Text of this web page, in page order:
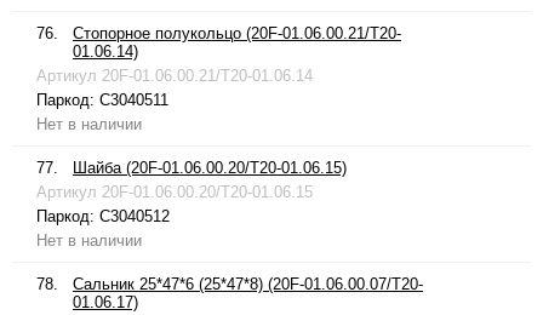
76.
Стопорное полукольцо (20F-01.06.00.21/T20-
01.06.14)
Артикул 20F-01.06.00.21/T20-01.06.14
Паркод: C3040511
Нет в наличии
77.
Шайба (20F-01.06.00.20/T20-01.06.15)
Артикул 20F-01.06.00.20/T20-01.06.15
Паркод: C3040512
Нет в наличии
78.
Сальник 25*47*6 (25*47*8) (20F-01.06.00.07/T20-
01.06.17)